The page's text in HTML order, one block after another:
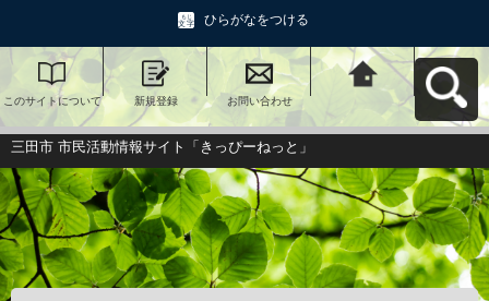
ひらがなをつける
このサイトについて 新規登録 お問い合わせ
三田市 市民活動情報
サイト「きっぴーね
っと」へ戻る
三田市 市民活動情報サイト「きっぴーねっと」